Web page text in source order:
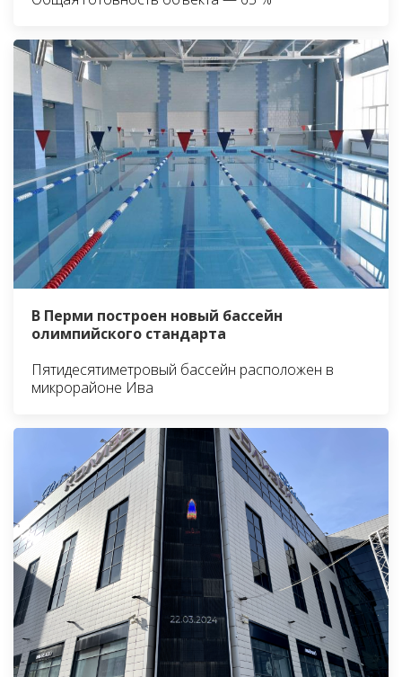
В Перми построен новый бассейн
олимпийского стандарта
Пятидесятиметровый бассейн расположен в
микрорайоне Ива